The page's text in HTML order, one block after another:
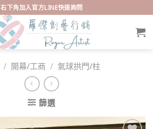
右下角加入官方LINE快速詢問
/ 開幕/工商 / 氣球拱門/柱
篩選